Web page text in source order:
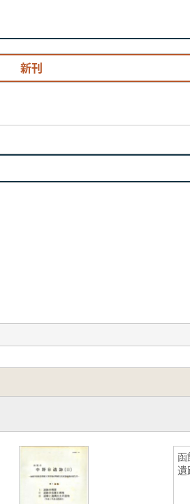
新刊
にわたる集落をほぼ完全調査した
遺